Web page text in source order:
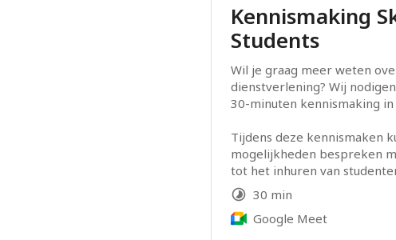
Kennismaking
Students
Wil je graag meer weten
dienstverlening? Wij
30-minuten kennismaking
Tijdens deze kennismaken
mogelijkheden bespreken
tot het inhuren van
organisatie.
30 min
Google Meet